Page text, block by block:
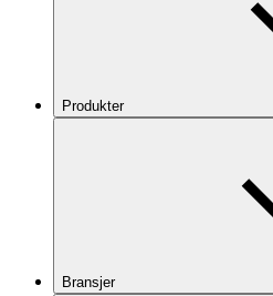
Produkter
Bransjer